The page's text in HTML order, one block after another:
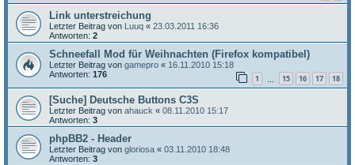
Link unterstreichung
Letzter Beitrag von Luuq « 23.03.2011 16:36
Antworten: 2
Schneefall Mod für Weihnachten (Firefox kompatibel)
Letzter Beitrag von gamepro « 16.11.2010 15:18
Antworten: 176 1 15 16 17 18
[Suche] Deutsche Buttons C3S
Letzter Beitrag von ahauck « 08.11.2010 15:17
Antworten: 3
phpBB2 - Header
Letzter Beitrag von gloriosa « 03.11.2010 18:48
Antworten: 3